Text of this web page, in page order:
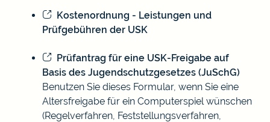
Kostenordnung - Leistungen und
Prüfgebühren der USK
Prüfantrag für eine USK-Freigabe auf
Basis des Jugendschutzgesetzes (JuSchG)
Benutzen Sie dieses Formular, wenn Sie eine
Altersfreigabe für ein Computerspiel wünschen
(Regelverfahren, Feststellungsverfahren,